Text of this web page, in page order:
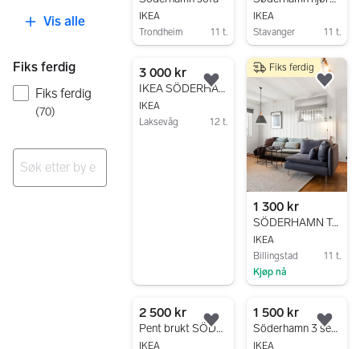
Vis alle
Fiks ferdig
Fiks ferdig
(70)
IKEA
Trondheim
11 t.
IKEA
Stavanger
11 t.
3 000 kr
IKEA SÖDERHAMN 3 seter med puff.
IKEA
Laksevåg
12 t.
Legg til som favoritt.
1 300 kr
SÖDERHAMN Trekk til 3-seters og hjørneseksjon
IKEA
Billingstad
11 t.
Kjøp nå
Fiks ferdig
2 500 kr
Pent brukt SÖDERHAMN sofa
IKEA
Legg til som favoritt.
1 500 kr
Söderhamn 3 seter
IKEA